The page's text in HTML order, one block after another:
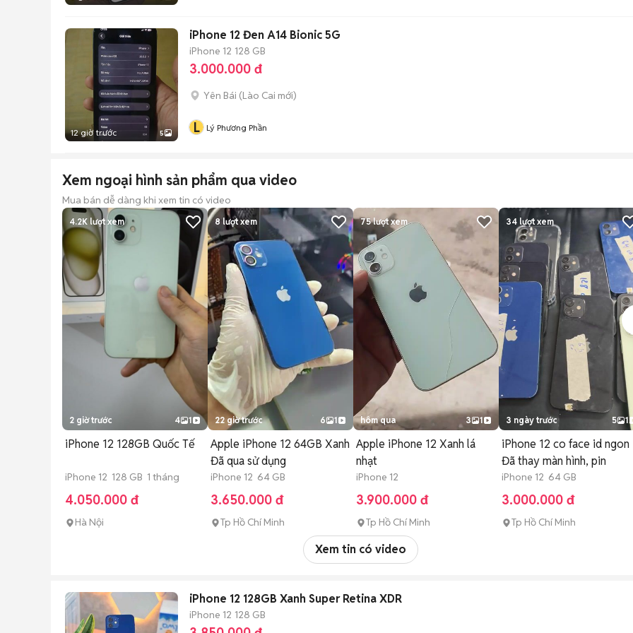
12 giờ trước 5
iPhone 12 Đen A14 Bionic 5G
iPhone 12 128 GB
3.000.000 đ
Yên Bái (Lào Cai mới)
L Lý Phương Phần
Xem ngoại hình sản phẩm qua video
Mua bán dễ dàng khi xem tin có video
4.2K lượt xem
2 giờ trước 4 1
iPhone 12 128GB Quốc Tế
iPhone 12 128 GB 1 tháng
4.050.000 đ
Hà Nội
8 lượt xem
22 giờ trước 6 1
Apple iPhone 12 64GB Xanh
Đã qua sử dụng
iPhone 12 64 GB
3.650.000 đ
Tp Hồ Chí Minh
75lượt xem
hôm qua 3 1
Apple iPhone 12 Xanh lá
nhạt
iPhone 12
3.900.000 đ
Tp Hồ Chí Minh
34 lượt xem
3 ngày trước 5 1
iPhone 12 co face id ngon
Đã thay màn hình, pin
iPhone 12 64 GB
3.000.000 đ
Tp Hồ Chí Minh
Xem tin có video
iPhone 12 128GB Xanh Super Retina XDR
iPhone 12 128 GB